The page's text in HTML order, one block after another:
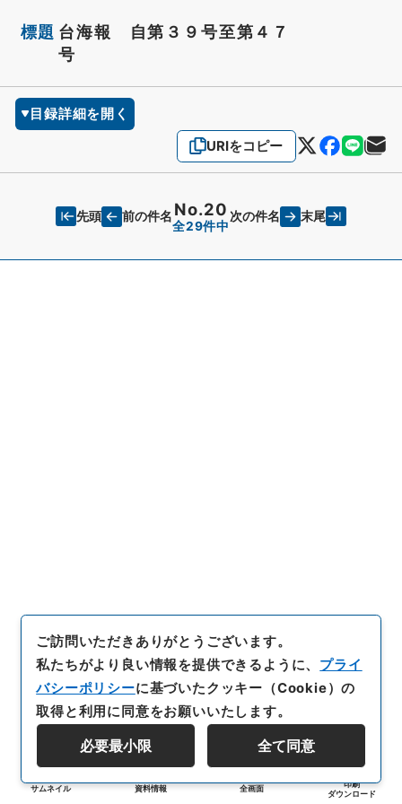
標題 台海報 自第３９号至第４７
号
目録詳細を開く
URIをコピー
先頭 前の件名 No.20
全29件中
次の件名 末尾
サムネイル 資料情報 全画面
印刷
ダウンロード
ご訪問いただきありがとうございます。
私たちがより良い情報を提供できるように、 プライ
バシーポリシーに基づいたクッキー（Cookie）の
取得と利用に同意をお願いいたします。
必要最小限 全て同意